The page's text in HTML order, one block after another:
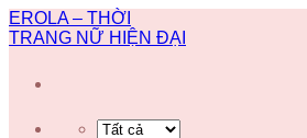
Chuyển
đến
EROLA – THỜI
TRANG NỮ HIỆN ĐẠI